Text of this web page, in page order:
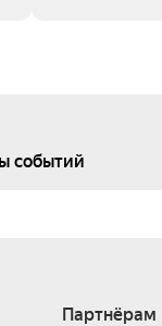
событий
Партнёрам